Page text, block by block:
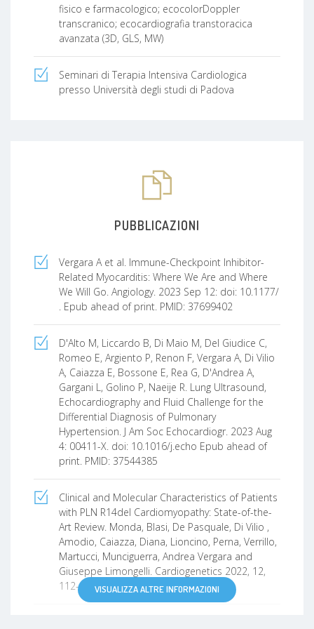
fisico e farmacologico; ecocolorDoppler
transcranico; ecocardiografia transtoracica
avanzata (3D, GLS, MW)
Seminari di Terapia Intensiva Cardiologica
presso Università degli studi di Padova
PUBBLICAZIONI
Vergara A et al. Immune-Checkpoint Inhibitor-
Related Myocarditis: Where We Are and Where
We Will Go. Angiology. 2023 Sep 12: doi: 10.1177/
. Epub ahead of print. PMID: 37699402
D'Alto M, Liccardo B, Di Maio M, Del Giudice C,
Romeo E, Argiento P, Renon F, Vergara A, Di Vilio
A, Caiazza E, Bossone E, Rea G, D'Andrea A,
Gargani L, Golino P, Naeije R. Lung Ultrasound,
Echocardiography and Fluid Challenge for the
Differential Diagnosis of Pulmonary
Hypertension. J Am Soc Echocardiogr. 2023 Aug
4: 00411-X. doi: 10.1016/j.echo Epub ahead of
print. PMID: 37544385
Clinical and Molecular Characteristics of Patients
with PLN R14del Cardiomyopathy: State-of-the-
Art Review. Monda, Blasi, De Pasquale, Di Vilio ,
Amodio, Caiazza, Diana, Lioncino, Perna, Verrillo,
Martucci, Munciguerra, Andrea Vergara and
Giuseppe Limongelli. Cardiogenetics 2022, 12,
112–121.VISUALIZZA ALTRE INFORMAZIONI